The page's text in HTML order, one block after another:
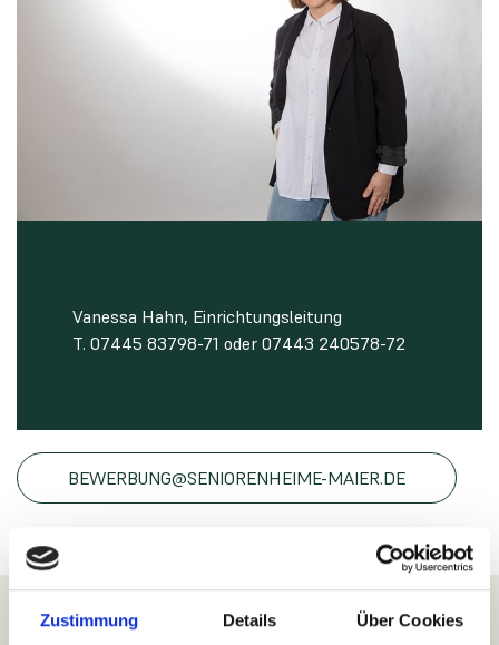
Zustimmung Details Über Cookies
Vanessa Hahn, Einrichtungsleitung
T. 07445 83798-71 oder 07443 240578-72
BEWERBUNG@SENIORENHEIME-MAIER.DE
PREISLISTE